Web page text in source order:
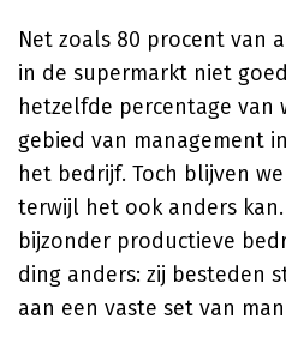
Net zoals 80 procent van
in de supermarkt niet
hetzelfde percentage van
gebied van management
het bedrijf. Toch blijven
terwijl het ook anders
bijzonder productieve
ding anders: zij besteden
aan een vaste set van